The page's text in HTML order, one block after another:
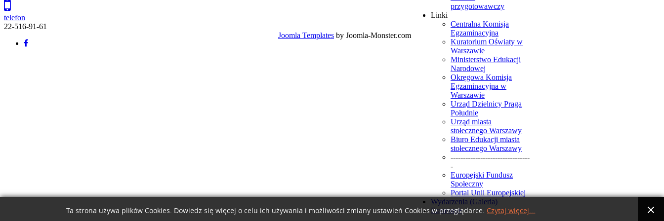
przygotowawczy
Linki
Centralna Komisja
Egzaminacyjna
Kuratorium Oświaty w
Warszawie
Ministerstwo Edukacji
Narodowej
Okręgowa Komisja
Egzaminacyjna w
Warszawie
Urząd Dzielnicy Praga
Południe
Urząd miasta
stołecznego Warszawy
Biuro Edukacji miasta
stołecznego Warszawy
--------------------------------
-
Europejski Fundusz
Społeczny
Portal Unii Europejskiej
Wydarzenia (Galeria)
Erasmus+
telefon
22-516-91-61
Joomla Templates by Joomla-Monster.com
Back
Ta strona używa plików Cookies. Dowiedz się więcej o celu ich używania i możliwości zmiany ustawień Cookies w przeglądarce. Czytaj więcej...